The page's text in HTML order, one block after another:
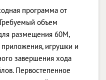
программа от
объем
размещения 60M,
игрушки и
завершения хода
Первостепенное